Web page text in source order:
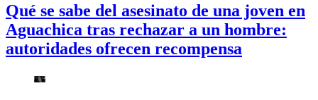
Qué se sabe del asesinato de una joven en
Aguachica tras rechazar a un hombre:
autoridades ofrecen recompensa